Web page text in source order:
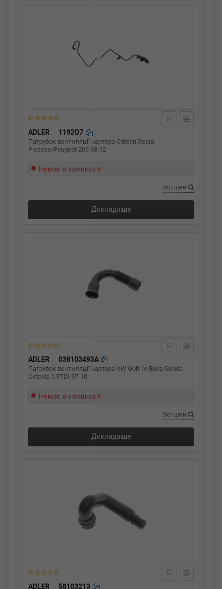
ADLER 1192Q7
Патрубок вентиляції картера Citroen Xsara
Picasso/Peugeot 206 98-12
Немає в наявності
Всі ціни
Докладніше
ADLER 038103493A
Патрубок вентиляції картера VW Golf IV/Bora/Skoda
Octavia 1.9TDI 97-10
Немає в наявності
Всі ціни
Докладніше
ADLER 58103213